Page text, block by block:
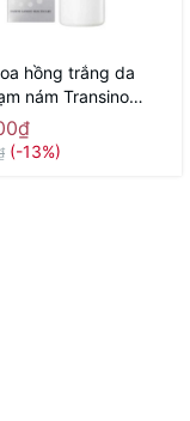
hồng trắng da
nám Transino
Brightening Clear
150ml - Hàng
(-13%)